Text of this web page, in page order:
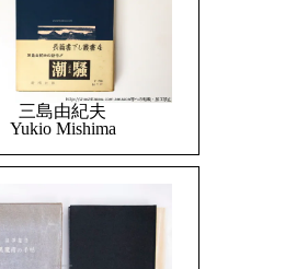
三島由紀夫
Yukio Mishima